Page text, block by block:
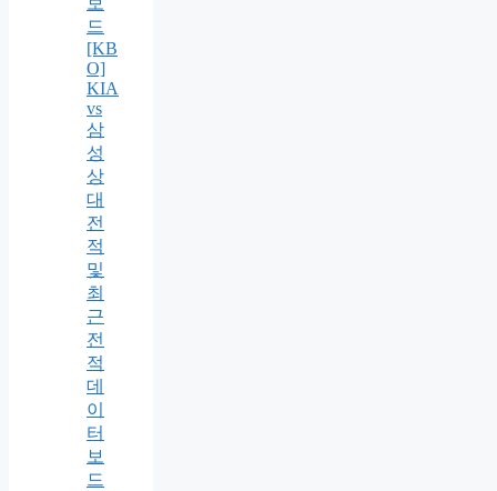
드
[KB
O]
KIA
vs
삼
성
상
대
전
적
및
최
근
전
적
데
이
터
보
드